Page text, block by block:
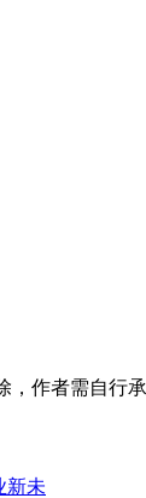
作者需自行
新未